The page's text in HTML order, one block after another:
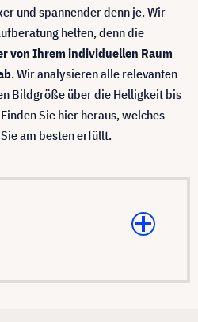
und spannender denn je. Wir
helfen, denn die
von Ihrem individuellen Raum
. Wir analysieren alle relevanten
Bildgröße über die Helligkeit bis
Sie hier heraus, welches
am besten erfüllt.